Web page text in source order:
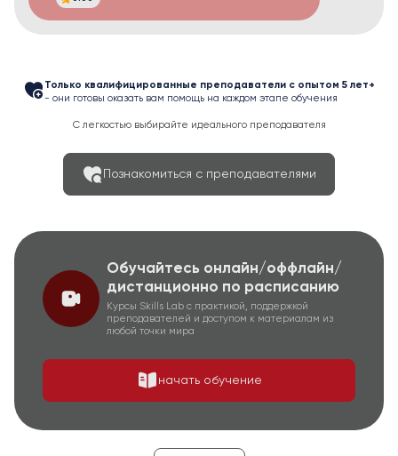
Только квалифицированные преподаватели с опытом 5 лет+
- они готовы оказать вам помощь на каждом этапе обучения
С легкостью выбирайте идеального преподавателя
Познакомиться с преподавателями
Обучайтесь онлайн/оффлайн/
дистанционно по расписанию
Курсы Skills Lab с практикой, поддержкой
преподавателей и доступом к материалам из
любой точки мира
начать обучение